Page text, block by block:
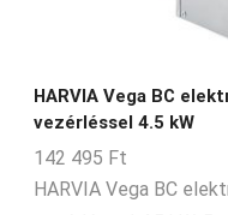
HARVIA Vega BC
vezérléssel 4.5 kW
142 495 Ft
HARVIA Vega BC